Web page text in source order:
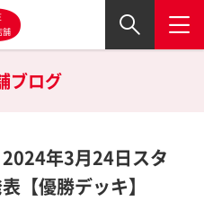
舗
ブログ
2024年3月24日スタ
【優勝デッキ】